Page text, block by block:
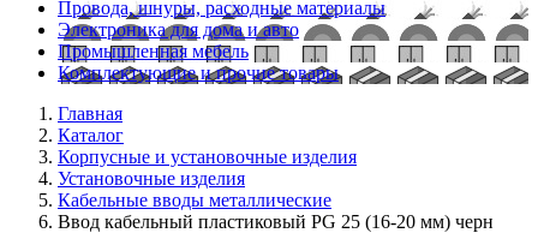
Провода, шнуры, расходные материалы
Электроника для дома и авто
Промышленная мебель
Комплектующие и прочие товары
Главная
Каталог
Корпусные и установочные изделия
Установочные изделия
Кабельные вводы металлические
Ввод кабельный пластиковый PG 25 (16-20 мм) черн